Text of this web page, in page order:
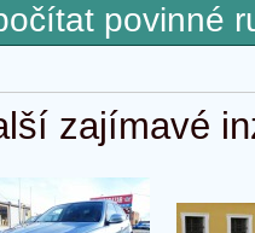
povinné
zajímavé